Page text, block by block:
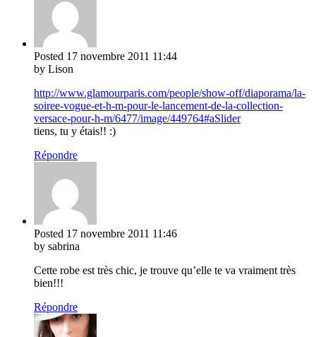
Posted 17 novembre 2011 11:44
by Lison
http://www.glamourparis.com/people/show-off/diaporama/la-
soiree-vogue-et-h-m-pour-le-lancement-de-la-collection-
versace-pour-h-m/6477/image/449764#aSlider
tiens, tu y étais!! :)
Répondre
Posted 17 novembre 2011 11:46
by sabrina
Cette robe est très chic, je trouve qu’elle te va vraiment très
bien!!!
Répondre